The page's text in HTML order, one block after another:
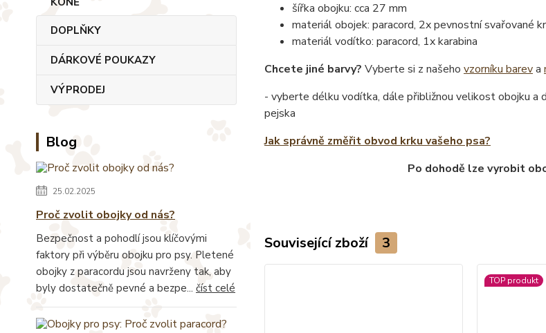
DOPLŇKY
DÁRKOVÉ POUKAZY
VÝPRODEJ
Blog
25.02.2025
Proč zvolit obojky od nás?
Bezpečnost a pohodlí jsou klíčovými
faktory při výběru obojku pro psy. Pletené
obojky z paracordu jsou navrženy tak, aby
byly dostatečně pevné a bezpe... číst celé
šířka obojku: cca 27 mm
materiál obojek: paracord, 2x pevnostní svařované
materiál vodítko: paracord, 1x karabina
Chcete jiné barvy? Vyberte si z našeho vzorníku bareva
- vyberte délku vodítka, dále přibližnou velikost obojku a
pejska
Jak správně změřit obvod krku vašeho psa?
Po dohodě lze vyrobit
Související zboží 3
TOP produkt